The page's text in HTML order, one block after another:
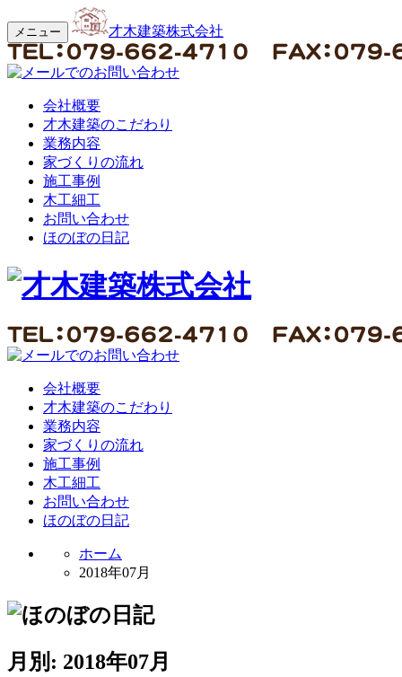
メニュー 才木建築株式会社
会社概要
才木建築のこだわり
業務内容
家づくりの流れ
施工事例
木工細工
お問い合わせ
ほのぼの日記
会社概要
才木建築のこだわり
業務内容
家づくりの流れ
施工事例
木工細工
お問い合わせ
ほのぼの日記
ホーム
2018年07月
月別: 2018年07月